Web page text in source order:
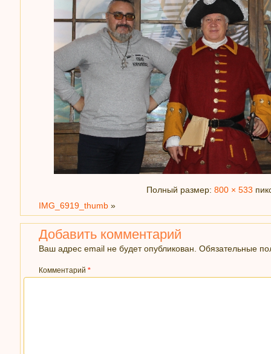
Полный размер: 800 × 533
IMG_6919_thumb »
Добавить комментарий
Ваш адрес email не будет опубликован. Обязательные
Комментарий *